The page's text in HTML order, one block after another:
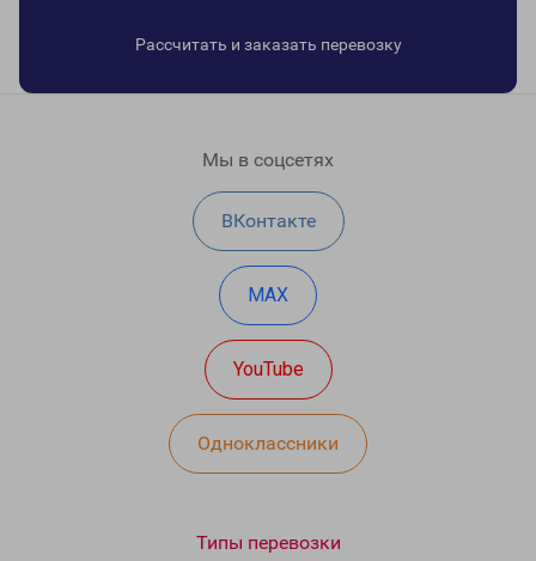
Рассчитать и заказать перевозку
Мы в соцсетях
ВКонтакте
MAX
YouTube
Одноклассники
Типы перевозки